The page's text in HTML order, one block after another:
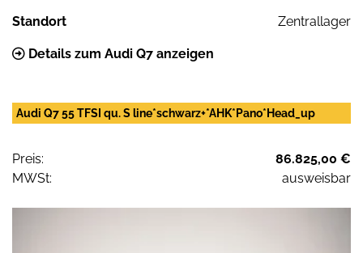
Standort Zentrallager
Details zum Audi Q7 anzeigen
Audi Q7 55 TFSI qu. S line*schwarz+*AHK*Pano*Head_up
Preis:
86.825,00 €
MWSt:
ausweisbar